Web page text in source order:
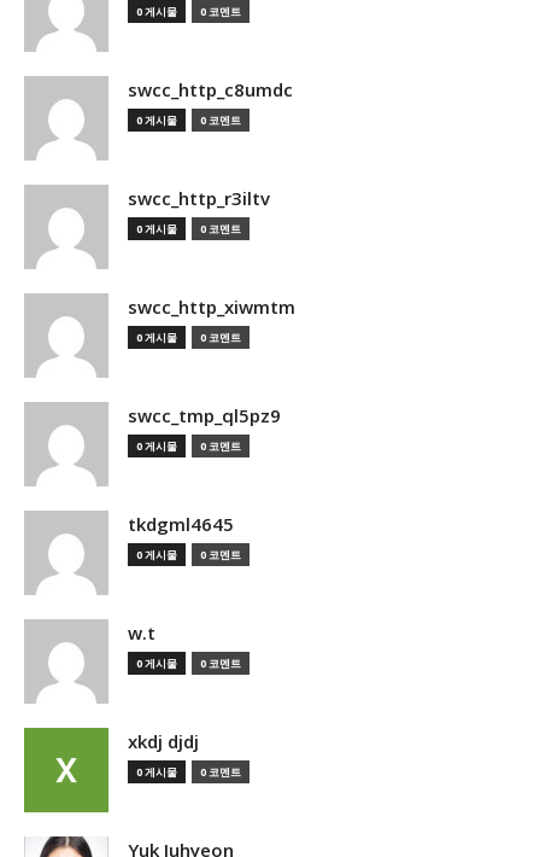
0 게시물 0 코멘트
swcc_http_c8umdc
0 게시물 0 코멘트
swcc_http_r3iltv
0 게시물 0 코멘트
swcc_http_xiwmtm
0 게시물 0 코멘트
swcc_tmp_ql5pz9
0 게시물 0 코멘트
tkdgml4645
0 게시물 0 코멘트
w.t
0 게시물 0 코멘트
xkdj djdj
0 게시물 0 코멘트
Yuk Juhyeon